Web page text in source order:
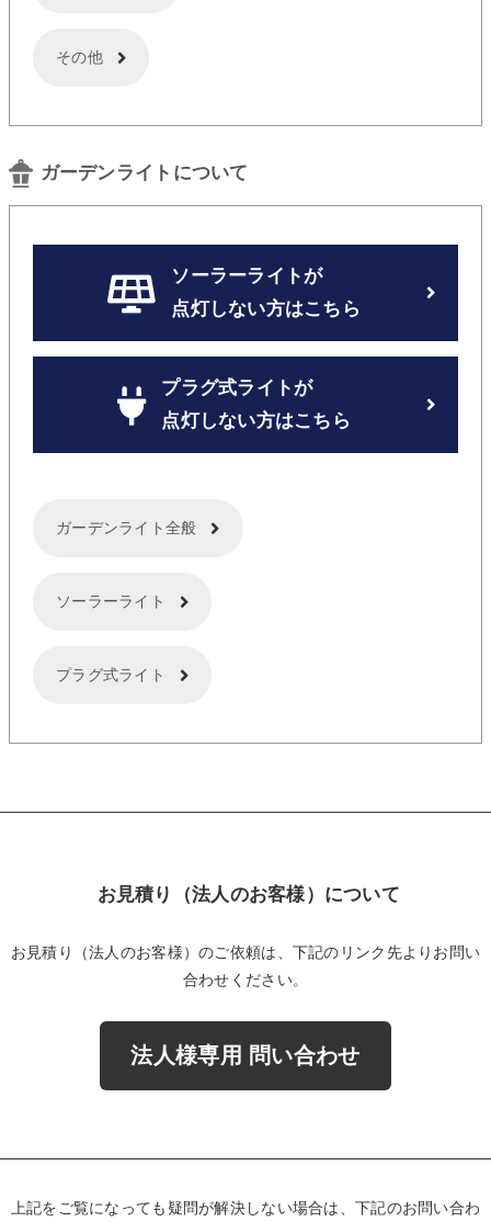
その他
ガーデンライトについて
ソーラーライトが
点灯しない方はこちら
プラグ式ライトが
点灯しない方はこちら
ガーデンライト全般
ソーラーライト
プラグ式ライト
お見積り（法人のお客様）について
お見積り（法人のお客様）のご依頼は、下記のリンク先よりお問い
合わせください。
法人様専用 問い合わせ
上記をご覧になっても疑問が解決しない場合は、下記のお問い合わ